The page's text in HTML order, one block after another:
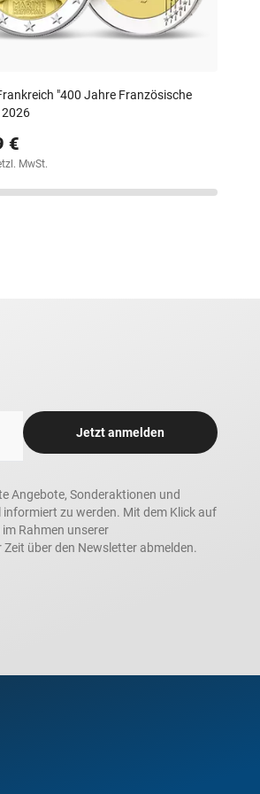
"400 Jahre Französische
2026
€
MwSt.
Jetzt anmelden
Angebote, Sonderaktionen und
zu werden. Mit dem Klick auf
Rahmen unserer
über den Newsletter abmelden.